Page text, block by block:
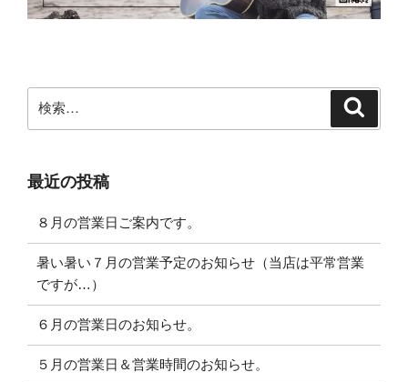
検
索:
最近の投稿
８月の営業日ご案内です。
暑い暑い７月の営業予定のお知らせ（当店は平常営業
ですが…）
６月の営業日のお知らせ。
５月の営業日＆営業時間のお知らせ。